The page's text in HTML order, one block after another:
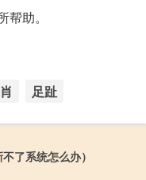
助。
足趾
了系统怎么办）